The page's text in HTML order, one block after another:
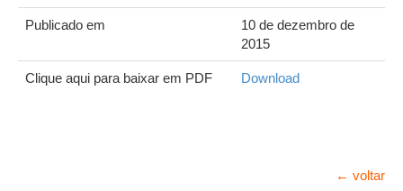
Publicado em
10 de dezembro de
2015
Clique aqui para baixar em PDF Download
← voltar